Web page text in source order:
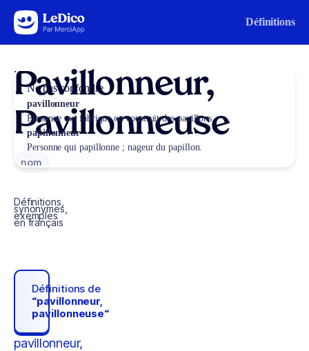
Aller au contenu Définitions
Pavillonneur,
Pavillonneuse
nom
Définitions,
synonymes,
exemples
en français
Définitions de
“pavillonneur,
pavillonneuse“
pavillonneur,
Ne pas confondre
pavillonneur
Personne qui fabrique ou construit des pavillons.
papillonneur
Personne qui papillonne ; nageur du papillon.